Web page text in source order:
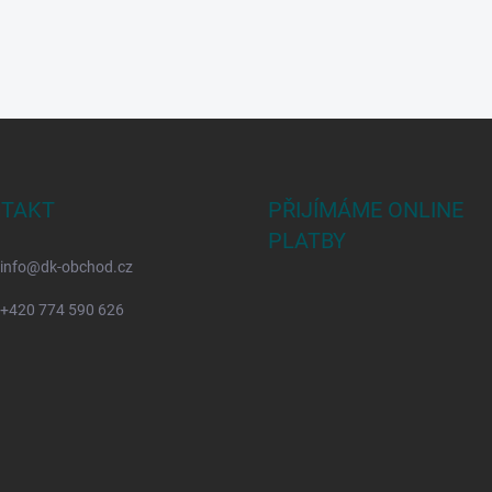
info@dk-obchod.cz
+420 774 590 626
PŘIJÍMÁME ONLINE
PLATBY